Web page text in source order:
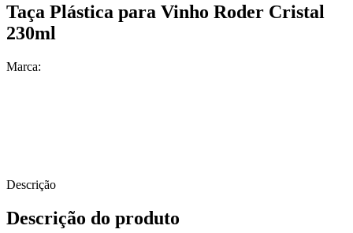
Taça Plástica para Vinho Roder Cristal
230ml
Marca:
Descrição
Descrição do produto